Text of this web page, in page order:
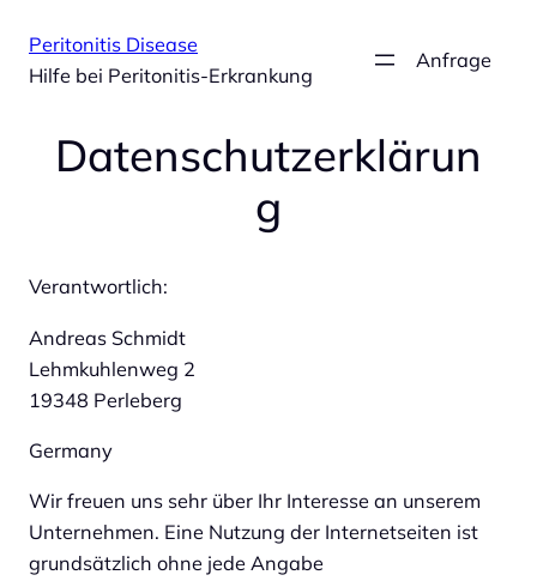
Inhalt
springen
Peritonitis Disease
Hilfe bei Peritonitis-Erkrankung
Anfrage
Datenschutzerklärun
g
Verantwortlich:
Andreas Schmidt
Lehmkuhlenweg 2
19348 Perleberg
Germany
Wir freuen uns sehr über Ihr Interesse an unserem
Unternehmen. Eine Nutzung der Internetseiten ist
grundsätzlich ohne jede Angabe